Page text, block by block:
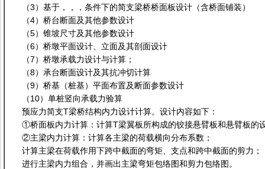
（3）基于，，，条件下的简支梁桥桥面板设计（含桥面铺装）
（4）桥台断面及其他参数设计
（5）锥坡尺寸及其他参数设计
（6）桥墩平面设计、立面及其剖面设计
（7）桥墩承载力设计与计算；
（8）承台断面设计及其抗冲切计算
（9）桥基（桩基）平面布置及断面参数设计
（10）单桩竖向承载力验算
预应力简支T梁桥结构内力设计计算。设计内容如下：
①桥面板内力计算：计算T梁翼板所构成的铰接悬臂板和悬臂板的
②主梁内力计算：计算各主梁的荷载横向分布系数；
计算主梁在荷载作用下跨中截面的弯矩、支点和跨中截面的剪力；
进行主梁内力组合，并画出主梁弯矩包络图和剪力包络图。